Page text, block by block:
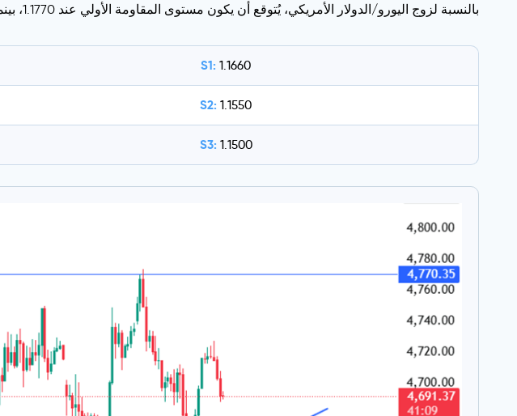
بالنسبة لزوج اليورو/الدولار الأمريكي، يُتوقع أن يكون مستوى المقاومة الأولي عند 1.1770، بينما يقع أقرب مستوى دعم عند 1.1660.
S1: 1.1660
S2: 1.1550
S3: 1.1500